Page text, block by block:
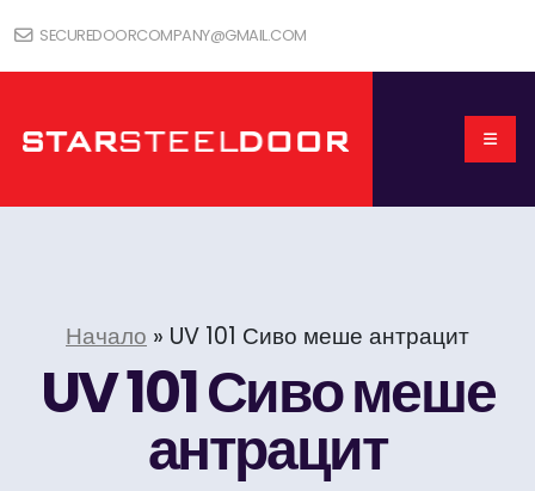
SECUREDOORCOMPANY@GMAIL.COM
Начало » UV 101 Сиво меше антрацит
UV 101 Сиво меше
антрацит